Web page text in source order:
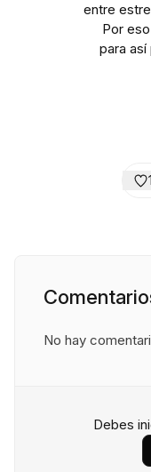
entre
Por
para
1
No hay
Debes